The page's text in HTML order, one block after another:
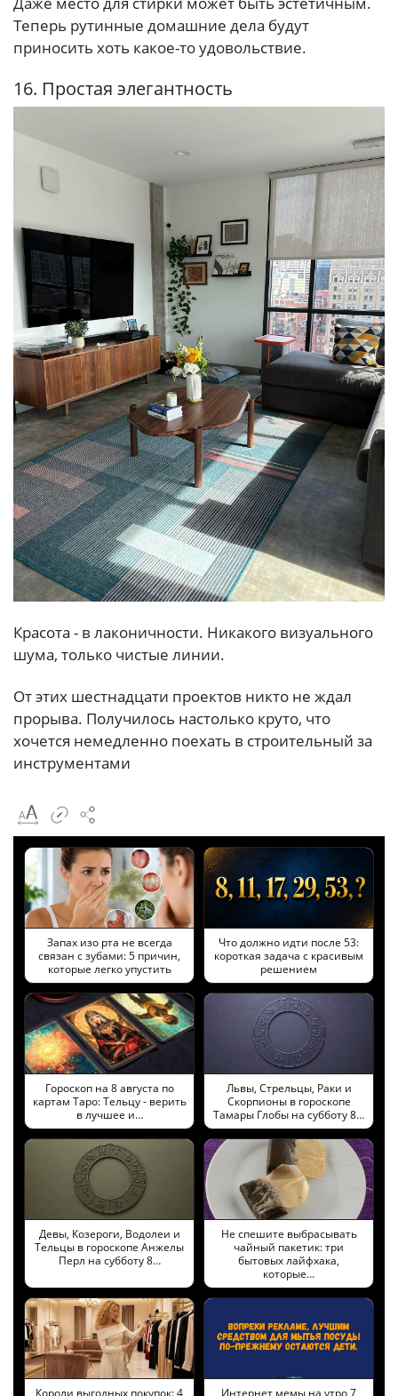
Теперь рутинные домашние дела будут
приносить хоть какое-то удовольствие.
16. Простая элегантность
Красота - в лаконичности. Никакого визуального
шума, только чистые линии.
От этих шестнадцати проектов никто не ждал
прорыва. Получилось настолько круто, что
хочется немедленно поехать в строительный за
инструментами
Запах изо рта не всегда
связан с зубами: 5 причин,
которые легко упустить
Что должно идти после 53:
короткая задача с красивым
решением
Гороскоп на 8 августа по
картам Таро: Тельцу - верить
в лучшее и…
Львы, Стрельцы, Раки и
Скорпионы в гороскопе
Тамары Глобы на субботу 8…
Девы, Козероги, Водолеи и
Тельцы в гороскопе Анжелы
Перл на субботу 8…
Не спешите выбрасывать
чайный пакетик: три
бытовых лайфхака,
которые…